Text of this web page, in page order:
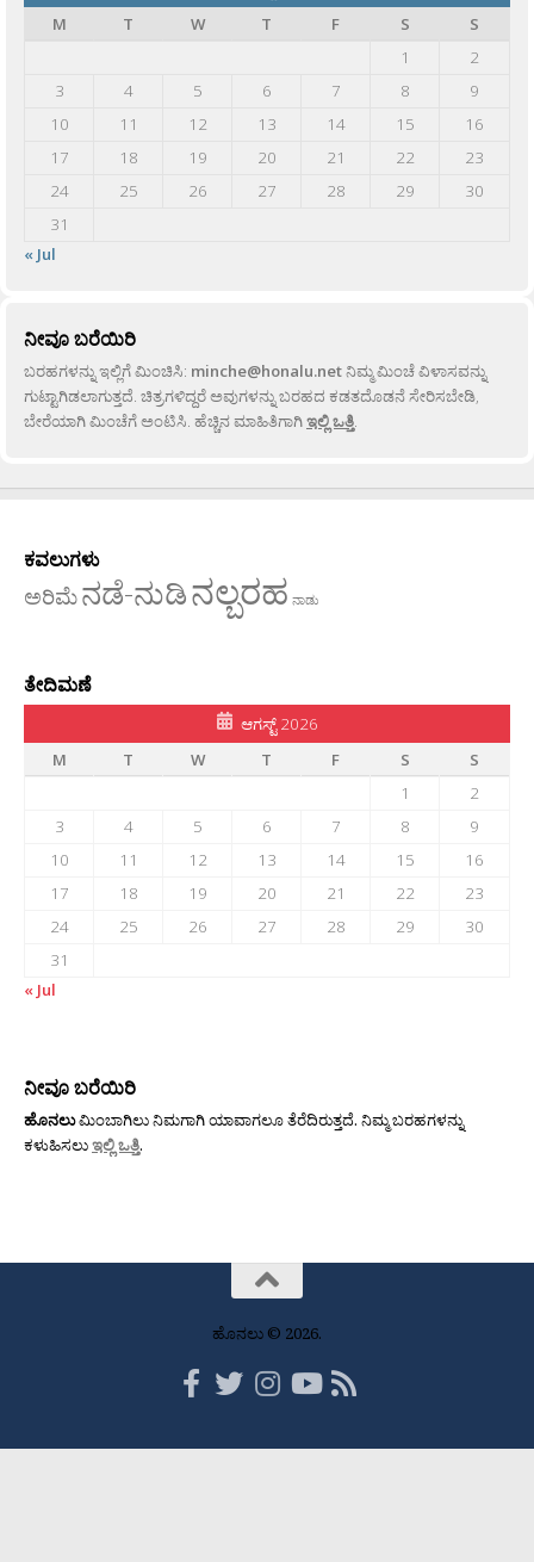
M
T W T F S
S
1
2
3
4 5 6 7 8
9
10
11 12 13 14 15
16
17
18 19 20 21 22
23
24
25 26 27 28 29
30
31
« Jul
ನೀವೂ ಬರೆಯಿರಿ
ಬರಹಗಳನ್ನು ಇಲ್ಲಿಗೆ ಮಿಂಚಿಸಿ: minche@honalu.netನಿಮ್ಮ ಮಿಂಚೆ ವಿಳಾಸವನ್ನು
ಗುಟ್ಟಾಗಿಡಲಾಗುತ್ತದೆ. ಚಿತ್ರಗಳಿದ್ದರೆ ಅವುಗಳನ್ನು ಬರಹದ ಕಡತದೊಡನೆ ಸೇರಿಸಬೇಡಿ,
ಬೇರೆಯಾಗಿ ಮಿಂಚೆಗೆ ಅಂಟಿಸಿ. ಹೆಚ್ಚಿನ ಮಾಹಿತಿಗಾಗಿಇಲ್ಲಿ ಒತ್ತಿ.
ಕವಲುಗಳು
ಅರಿಮೆನಡೆ-ನುಡಿನಲ್ಬರಹ ನಾಡು
ತೇದಿಮಣೆ
ಆಗಸ್ಟ್ 2026
M
T W T F S
S
1
2
3
4 5 6 7 8
9
10
11 12 13 14 15
16
17
18 19 20 21 22
23
24
25 26 27 28 29
30
31
« Jul
ನೀವೂ ಬರೆಯಿರಿ
ಹೊನಲುಮಿಂಬಾಗಿಲು ನಿಮಗಾಗಿ ಯಾವಾಗಲೂ ತೆರೆದಿರುತ್ತದೆ. ನಿಮ್ಮ ಬರಹಗಳನ್ನು
ಕಳುಹಿಸಲುಇಲ್ಲಿ ಒತ್ತಿ.
ಹೊನಲು © 2026.